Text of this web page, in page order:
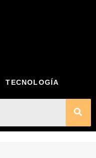
TECNOLOGÍA